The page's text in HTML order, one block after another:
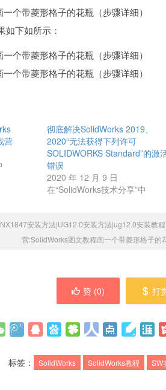
如下如所示：
营
彻底解决SolidWorks 2019、
2020“无法获得下列许可
SOLIDWORKS Standard”的激
错误
2020 年 12 月 9 日
在“SolidWorks技术分享”中
NX1847安装方法|UG12.0安装方法|ug12.0安装教
营:SolidWorks图文教程画一个带菱形格子的
赞 (0) 打
标签： SolidWorks SolidWorks教程 SW